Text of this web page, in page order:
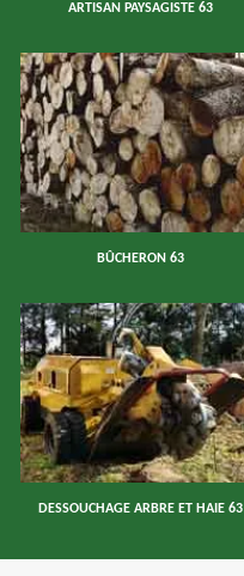
ARTISAN PAYSAGISTE 63
BÛCHERON 63
DESSOUCHAGE ARBRE ET HAIE 63